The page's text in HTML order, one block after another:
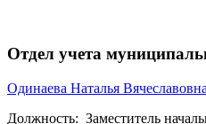
Отдел учета
Одинаева Наталья Вячеславовна
Должность: Заместитель